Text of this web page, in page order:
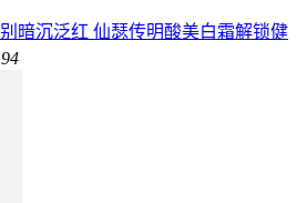
暗沉泛红 仙瑟传明酸美白霜解锁健